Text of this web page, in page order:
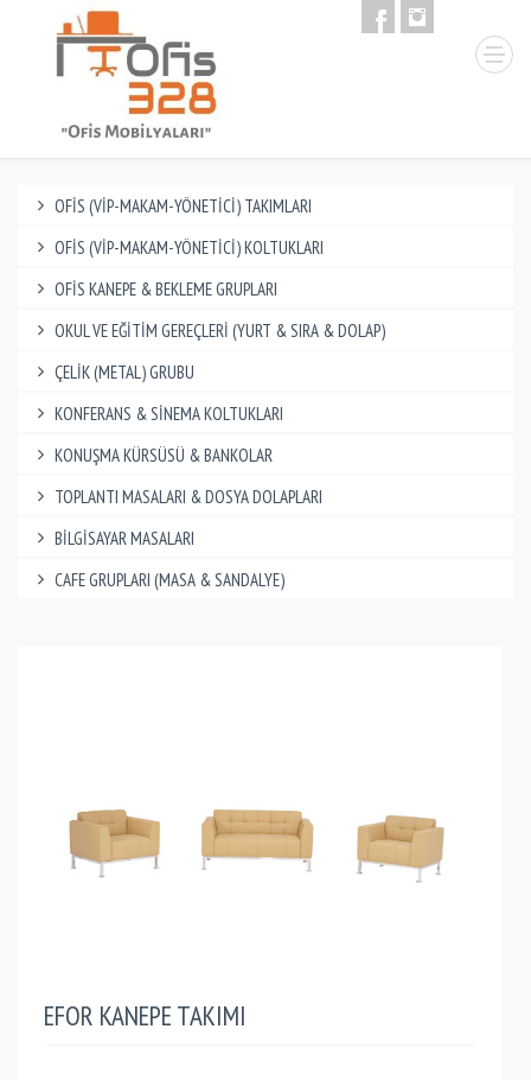
OFİS (VİP-MAKAM-YÖNETİCİ) TAKIMLARI
OFİS (VİP-MAKAM-YÖNETİCİ) KOLTUKLARI
OFİS KANEPE & BEKLEME GRUPLARI
OKUL VE EĞİTİM GEREÇLERİ (YURT & SIRA & DOLAP)
ÇELİK (METAL) GRUBU
KONFERANS & SİNEMA KOLTUKLARI
KONUŞMA KÜRSÜSÜ & BANKOLAR
TOPLANTI MASALARI & DOSYA DOLAPLARI
BİLGİSAYAR MASALARI
CAFE GRUPLARI (MASA & SANDALYE)
EFOR KANEPE TAKIMI